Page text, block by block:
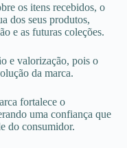
os itens recebidos, o
dos seus produtos,
e as futuras coleções.
e valorização, pois o
da marca.
fortalece o
uma confiança que
do consumidor.